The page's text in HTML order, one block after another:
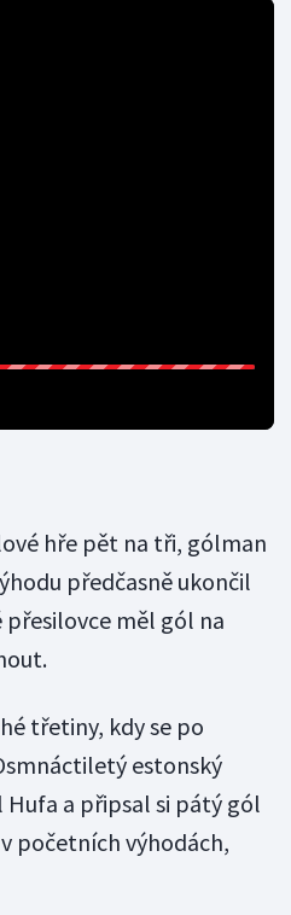
hře pět na tři, gólman
předčasně ukončil
přesilovce měl gól na
třetiny, kdy se po
estonský
a připsal si pátý gól
početních výhodách,